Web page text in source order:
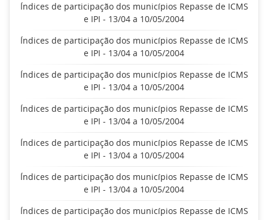
Índices de participação dos municípios Repasse de ICMS
e IPI - 13/04 a 10/05/2004
Índices de participação dos municípios Repasse de ICMS
e IPI - 13/04 a 10/05/2004
Índices de participação dos municípios Repasse de ICMS
e IPI - 13/04 a 10/05/2004
Índices de participação dos municípios Repasse de ICMS
e IPI - 13/04 a 10/05/2004
Índices de participação dos municípios Repasse de ICMS
e IPI - 13/04 a 10/05/2004
Índices de participação dos municípios Repasse de ICMS
e IPI - 13/04 a 10/05/2004
Índices de participação dos municípios Repasse de ICMS